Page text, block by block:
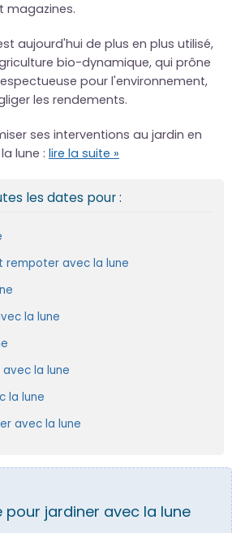
magazines.
aujourd'hui de plus en plus utilisé,
bio-dynamique, qui prône
pour l'environnement,
les rendements.
ses interventions au jardin en
lune : lire la suite »
les dates pour :
rempoter avec la lune
la lune
la lune
la lune
avec la lune
pour jardiner avec la lune